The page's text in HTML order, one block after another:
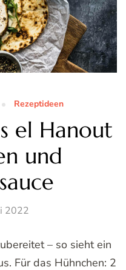
Rezeptideen
el Hanout
und
2022
– so sieht ein
Für das Hühnchen: 2